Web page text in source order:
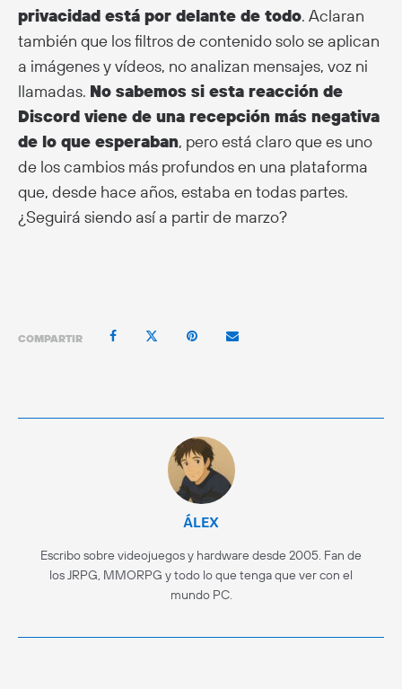
privacidad está por delante de todo. Aclaran
también que los filtros de contenido solo se aplican
a imágenes y vídeos, no analizan mensajes, voz ni
llamadas. No sabemos si esta reacción de
Discord viene de una recepción más negativa
de lo que esperaban, pero está claro que es uno
de los cambios más profundos en una plataforma
que, desde hace años, estaba en todas partes.
¿Seguirá siendo así a partir de marzo?
COMPARTIR
ÁLEX
Escribo sobre videojuegos y hardware desde 2005. Fan de
los JRPG, MMORPG y todo lo que tenga que ver con el
mundo PC.